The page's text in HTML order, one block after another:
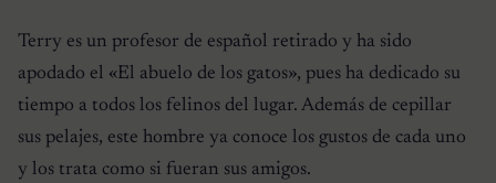
Terry es un profesor de español retirado y ha sido
apodado el «El abuelo de los gatos», pues ha dedicado su
tiempo a todos los felinos del lugar. Además de cepillar
sus pelajes, este hombre ya conoce los gustos de cada uno
y los trata como si fueran sus amigos.